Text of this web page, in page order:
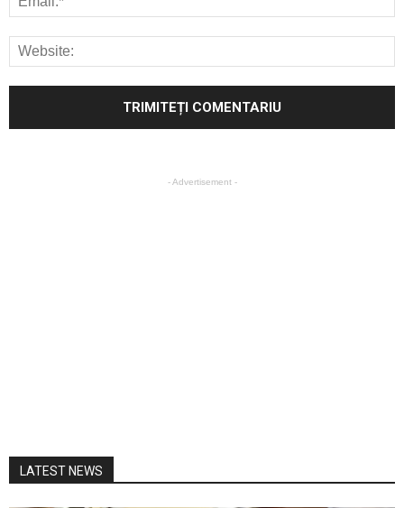
- Advertisement -
LATEST NEWS